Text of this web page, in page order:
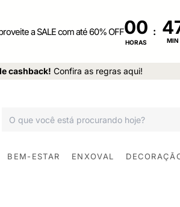
a SALE com até 60% OFF00
HORAS
:
MIN
cashback! Confira as regras aqui!
BEM-ESTAR ENXOVAL